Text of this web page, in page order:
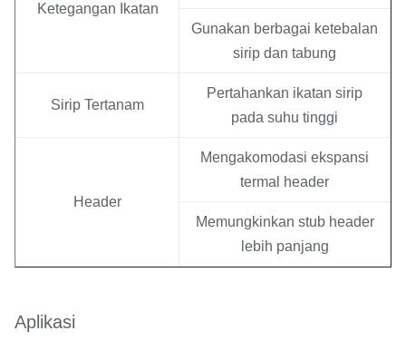
Ketegangan Ikatan
Gunakan berbagai ketebalan
sirip dan tabung
Sirip Tertanam
Pertahankan ikatan sirip
pada suhu tinggi
Header
Mengakomodasi ekspansi
termal header
Memungkinkan stub header
lebih panjang
Aplikasi